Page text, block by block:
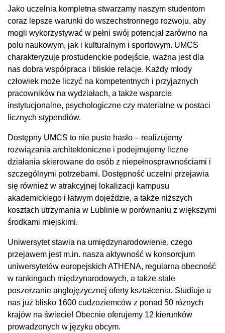
Jako uczelnia kompletna stwarzamy naszym studentom
coraz lepsze warunki do wszechstronnego rozwoju, aby
mogli wykorzystywać w pełni swój potencjał zarówno na
polu naukowym, jak i kulturalnym i sportowym. UMCS
charakteryzuje prostudenckie podejście, ważna jest dla
nas dobra współpraca i bliskie relacje. Każdy młody
człowiek może liczyć na kompetentnych i przyjaznych
pracowników na wydziałach, a także wsparcie
instytucjonalne, psychologiczne czy materialne w postaci
licznych stypendiów.
Dostępny UMCS to nie puste hasło – realizujemy
rozwiązania architektoniczne i podejmujemy liczne
działania skierowane do osób z niepełnosprawnościami i
szczególnymi potrzebami. Dostępność uczelni przejawia
się również w atrakcyjnej lokalizacji kampusu
akademickiego i łatwym dojeździe, a także niższych
kosztach utrzymania w Lublinie w porównaniu z większymi
środkami miejskimi.
Uniwersytet stawia na umiędzynarodowienie, czego
przejawem jest m.in. nasza aktywność w konsorcjum
uniwersytetów europejskich ATHENA, regularna obecność
w rankingach międzynarodowych, a także stałe
poszerzanie anglojęzycznej oferty kształcenia. Studiuje u
nas już blisko 1600 cudzoziemców z ponad 50 różnych
krajów na świecie! Obecnie oferujemy 12 kierunków
prowadzonych w języku obcym.